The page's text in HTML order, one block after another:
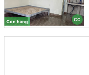
CC
Còn hàng